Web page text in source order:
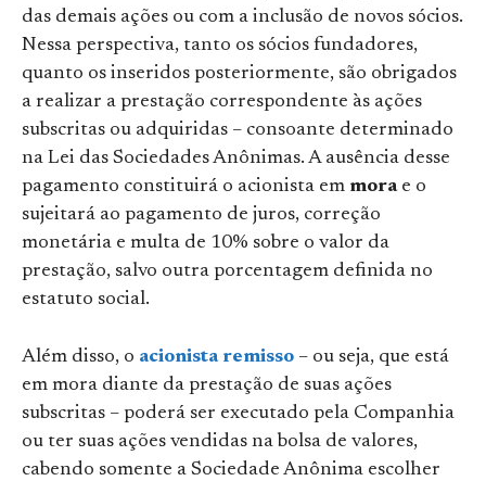
das demais ações ou com a inclusão de novos sócios.
Nessa perspectiva, tanto os sócios fundadores,
quanto os inseridos posteriormente, são obrigados
a realizar a prestação correspondente às ações
subscritas ou adquiridas – consoante determinado
na Lei das Sociedades Anônimas. A ausência desse
pagamento constituirá o acionista em mora e o
sujeitará ao pagamento de juros, correção
monetária e multa de 10% sobre o valor da
prestação, salvo outra porcentagem definida no
estatuto social.
Além disso, o acionista remisso – ou seja, que está
em mora diante da prestação de suas ações
subscritas – poderá ser executado pela Companhia
ou ter suas ações vendidas na bolsa de valores,
cabendo somente a Sociedade Anônima escolher